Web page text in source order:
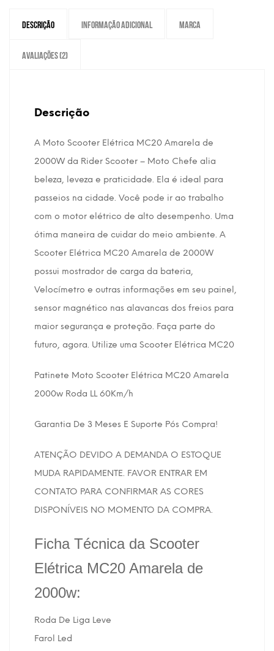
Descrição Informação adicional Marca
Avaliações (2)
Descrição
A Moto Scooter Elétrica MC20 Amarela de
2000W da Rider Scooter – Moto Chefe alia
beleza, leveza e praticidade. Ela é ideal para
passeios na cidade. Você pode ir ao trabalho
com o motor elétrico de alto desempenho. Uma
ótima maneira de cuidar do meio ambiente. A
Scooter Elétrica MC20 Amarela de 2000W
possui mostrador de carga da bateria,
Velocímetro e outras informações em seu painel,
sensor magnético nas alavancas dos freios para
maior segurança e proteção. Faça parte do
futuro, agora. Utilize uma Scooter Elétrica MC20
Patinete Moto Scooter Elétrica MC20 Amarela
2000w Roda LL 60Km/h
Garantia De 3 Meses E Suporte Pós Compra!
ATENÇÃO DEVIDO A DEMANDA O ESTOQUE
MUDA RAPIDAMENTE. FAVOR ENTRAR EM
CONTATO PARA CONFIRMAR AS CORES
DISPONÍVEIS NO MOMENTO DA COMPRA.
Ficha Técnica da Scooter
Elétrica MC20 Amarela de
2000w:
Roda De Liga Leve
Farol Led